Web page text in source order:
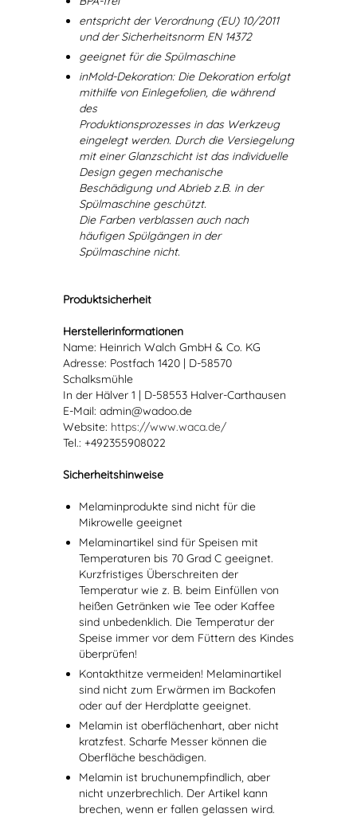
entspricht der Verordnung (EU) 10/2011
und der Sicherheitsnorm EN 14372
geeignet für die Spülmaschine
inMold-Dekoration: Die Dekoration erfolgt
mithilfe von Einlegefolien, die während
des
Produktionsprozesses in das Werkzeug
eingelegt werden. Durch die Versiegelung
mit einer Glanzschicht ist das individuelle
Design gegen mechanische
Beschädigung und Abrieb z.B. in der
Spülmaschine geschützt.
Die Farben verblassen auch nach
häufigen Spülgängen in der
Spülmaschine nicht.
Produktsicherheit
Herstellerinformationen
Name: Heinrich Walch GmbH & Co. KG
Adresse: Postfach 1420 | D-58570
Schalksmühle
In der Hälver 1 | D-58553 Halver-Carthausen
E-Mail: admin@wadoo.de
Website: https://www.waca.de/
Tel.: +492355908022
Sicherheitshinweise
Melaminprodukte sind nicht für die
Mikrowelle geeignet
Melaminartikel sind für Speisen mit
Temperaturen bis 70 Grad C geeignet.
Kurzfristiges Überschreiten der
Temperatur wie z. B. beim Einfüllen von
heißen Getränken wie Tee oder Kaffee
sind unbedenklich. Die Temperatur der
Speise immer vor dem Füttern des Kindes
überprüfen!
Kontakthitze vermeiden! Melaminartikel
sind nicht zum Erwärmen im Backofen
oder auf der Herdplatte geeignet.
Melamin ist oberflächenhart, aber nicht
kratzfest. Scharfe Messer können die
Oberfläche beschädigen.
Melamin ist bruchunempfindlich, aber
nicht unzerbrechlich. Der Artikel kann
brechen, wenn er fallen gelassen wird.